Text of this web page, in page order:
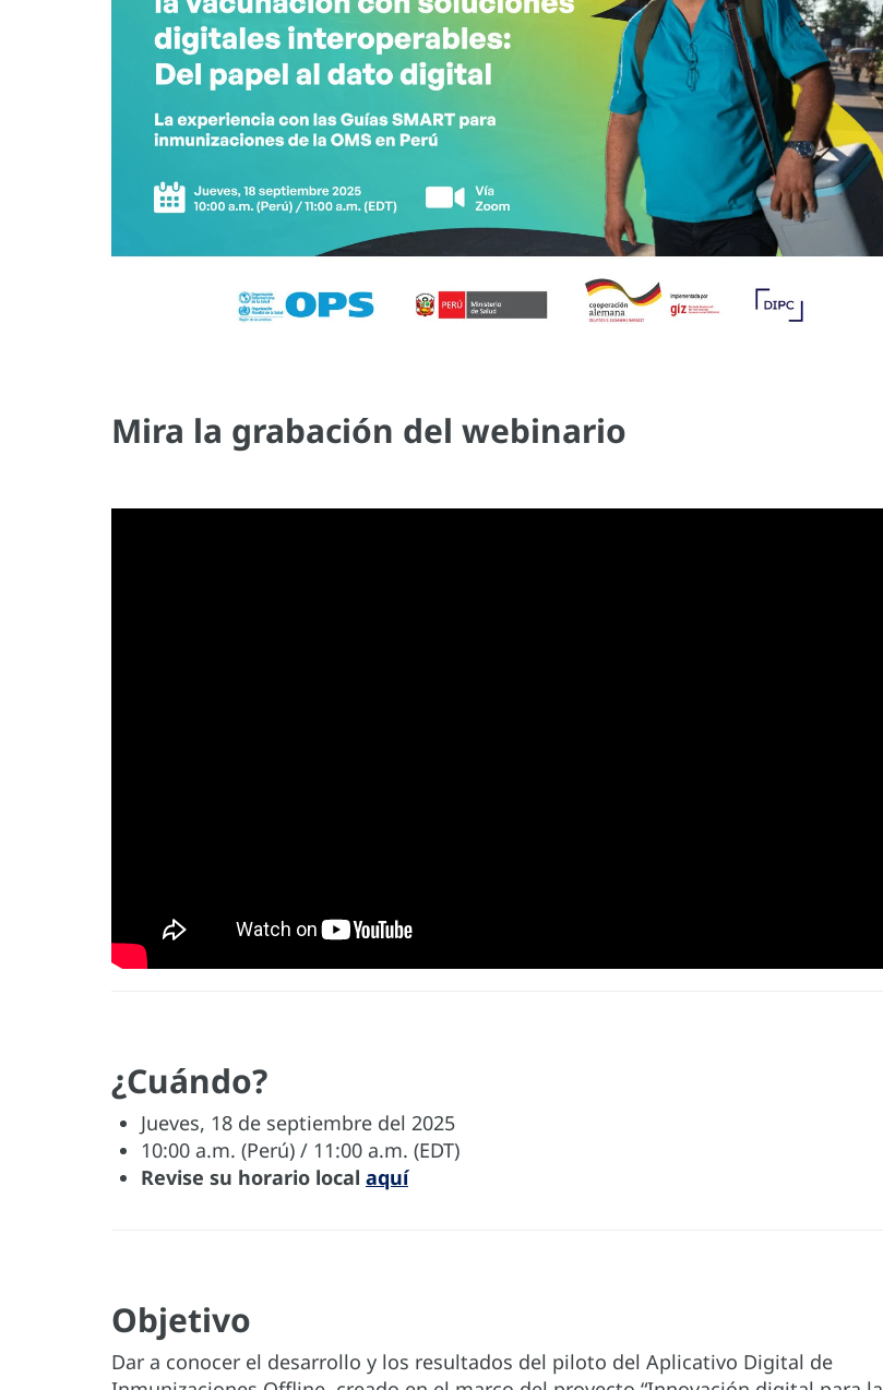
Mira la grabación del webinario
¿Cuándo?
Jueves, 18 de septiembre del 2025
10:00 a.m. (Perú) / 11:00 a.m. (EDT)
Revise su horario local aquí
Objetivo
Dar a conocer el desarrollo y los resultados del piloto del Aplicativo Digital de